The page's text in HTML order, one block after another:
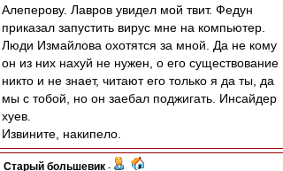
Алеперову. Лавров увидел мой твит. Федун
приказал запустить вирус мне на компьютер.
Люди Измайлова охотятся за мной. Да не кому
он из них нахуй не нужен, о его существование
никто и не знает, читают его только я да ты, да
мы с тобой, но он заебал поджигать. Инсайдер
хуев.
Извините, накипело.
Старый большевик -